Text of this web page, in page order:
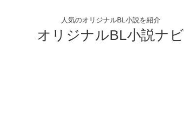
人気のオリジナルBL小説を紹介
オリジナルBL小説ナビ